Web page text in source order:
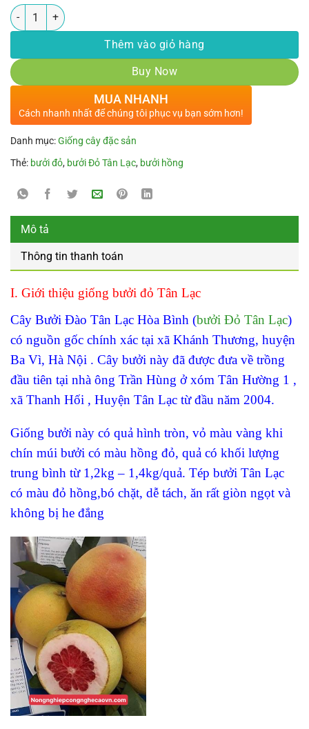
Số lượng
Thêm vào giỏ hàng
Buy Now
MUA NHANH
Cách nhanh nhất để chúng tôi phục vụ bạn sớm hơn!
Danh mục:Giống cây đặc sản
Thẻ: bưởi đỏ, bưởi Đỏ Tân Lạc, bưởi hồng
Mô tả
Thông tin thanh toán
I. Giới thiệu giống bưởi đỏ Tân Lạc
Cây Bưởi Đào Tân Lạc Hòa Bình (bưởi Đỏ Tân Lạc)
có nguồn gốc chính xác tại xã Khánh Thương, huyện
Ba Vì, Hà Nội . Cây bưởi này đã được đưa về trồng
đầu tiên tại nhà ông Trần Hùng ở xóm Tân Hường 1 ,
xã Thanh Hối , Huyện Tân Lạc từ đầu năm 2004.
Giống bưởi này có quả hình tròn, vỏ màu vàng khi
chín múi bưởi có màu hồng đỏ, quả có khối lượng
trung bình từ 1,2kg – 1,4kg/quả. Tép bưởi Tân Lạc
có màu đỏ hồng,bó chặt, dễ tách, ăn rất giòn ngọt và
không bị he đắng